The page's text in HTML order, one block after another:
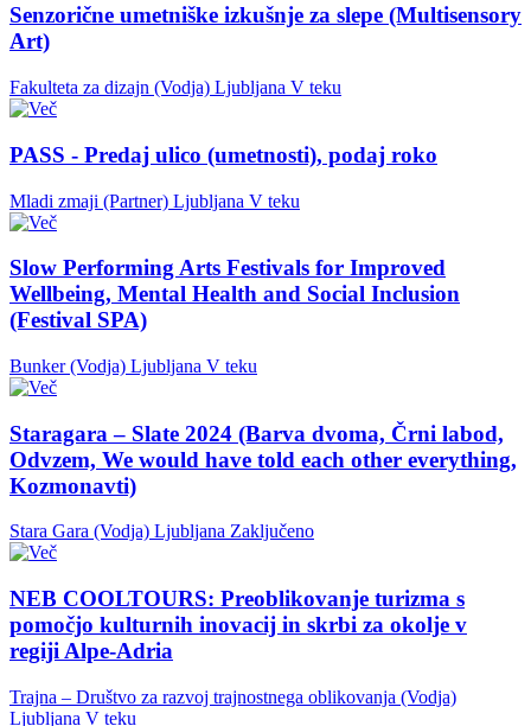
Senzorične umetniške izkušnje za slepe (Multisensory
Art)
Fakulteta za dizajn (Vodja) Ljubljana V teku
PASS - Predaj ulico (umetnosti), podaj roko
Mladi zmaji (Partner) Ljubljana V teku
Slow Performing Arts Festivals for Improved
Wellbeing, Mental Health and Social Inclusion
(Festival SPA)
Bunker (Vodja) Ljubljana V teku
Staragara – Slate 2024 (Barva dvoma, Črni labod,
Odvzem, We would have told each other everything,
Kozmonavti)
Stara Gara (Vodja) Ljubljana Zaključeno
NEB COOLTOURS: Preoblikovanje turizma s
pomočjo kulturnih inovacij in skrbi za okolje v
regiji Alpe-Adria
Trajna – Društvo za razvoj trajnostnega oblikovanja (Vodja)
Ljubljana V teku